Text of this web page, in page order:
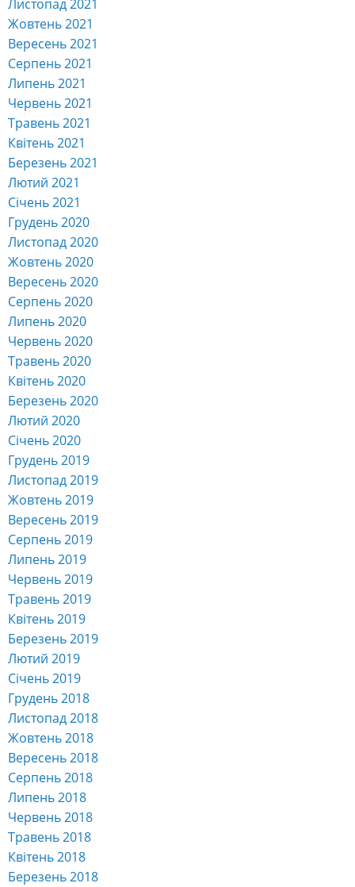
Листопад 2021
Жовтень 2021
Вересень 2021
Серпень 2021
Липень 2021
Червень 2021
Травень 2021
Квітень 2021
Березень 2021
Лютий 2021
Січень 2021
Грудень 2020
Листопад 2020
Жовтень 2020
Вересень 2020
Серпень 2020
Липень 2020
Червень 2020
Травень 2020
Квітень 2020
Березень 2020
Лютий 2020
Січень 2020
Грудень 2019
Листопад 2019
Жовтень 2019
Вересень 2019
Серпень 2019
Липень 2019
Червень 2019
Травень 2019
Квітень 2019
Березень 2019
Лютий 2019
Січень 2019
Грудень 2018
Листопад 2018
Жовтень 2018
Вересень 2018
Серпень 2018
Липень 2018
Червень 2018
Травень 2018
Квітень 2018
Березень 2018